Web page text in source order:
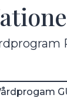
undermeny